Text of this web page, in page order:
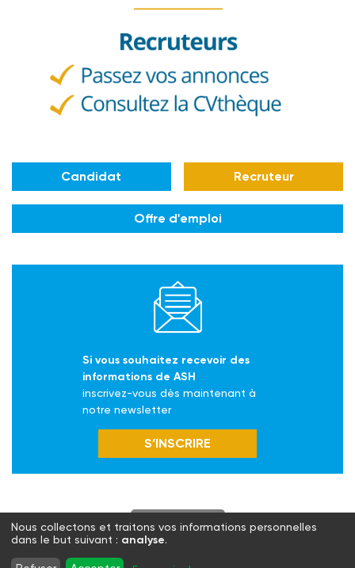
Candidat Recruteur
Offre d'emploi
Si vous souhaitez recevoir des
informations de ASH
inscrivez-vous dès maintenant à
notre newsletter
S’INSCRIRE
S'abonner
Twitter Facebook
Nous collectons et traitons vos informations personnelles
dans le but suivant : analyse.